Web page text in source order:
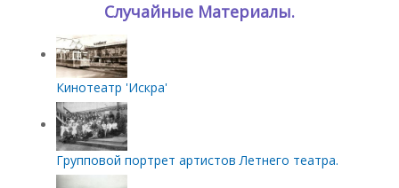
Случайные Материалы.
Кинотеатр 'Искра'
Групповой портрет артистов Летнего театра.